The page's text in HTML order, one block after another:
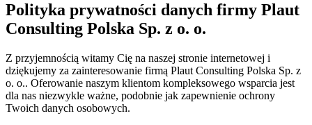
Polityka prywatności danych firmy Plaut
Consulting Polska Sp. z o. o.
Z przyjemnością witamy Cię na naszej stronie internetowej i
dziękujemy za zainteresowanie firmą Plaut Consulting Polska Sp. z
o. o.. Oferowanie naszym klientom kompleksowego wsparcia jest
dla nas niezwykle ważne, podobnie jak zapewnienie ochrony
Twoich danych osobowych.